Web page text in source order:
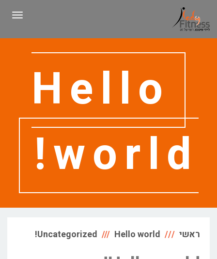
Hello
world!
ראשי Uncategorized Hello world!